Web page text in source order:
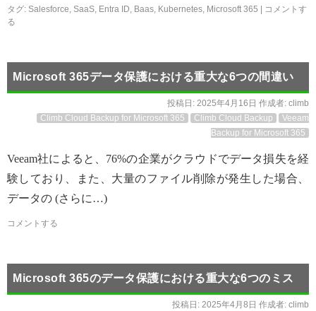
タグ: Salesforce, SaaS, Entra ID, Baas, Kubernetes, Microsoft 365
コメントす
る
Microsoft 365データ保護における重大な6つの間違い
投稿日: 2025年4月16日 作成者: climb
Climb Cloud Backup for Microsoft 365
Climb Cloud Backup
Veeam
Backup for Microsoft 365
Veeam社によると、76%の企業がクラウドでデータ損失を経
験しており、また、大量のファイル削除が発生した場合、
データの (さらに…)
コメントする
Microsoft 365のデータ保護における重大な6つのミス
投稿日: 2025年4月8日 作成者: climb